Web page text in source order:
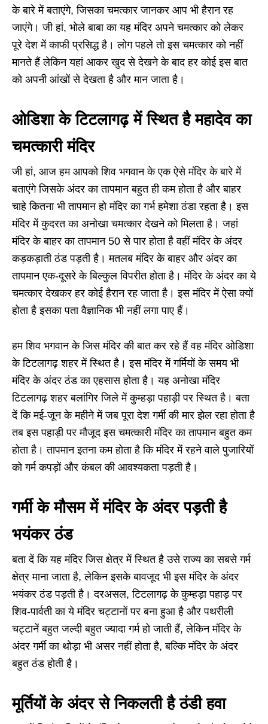
के बारे में बताएंगे, जिसका चमत्कार जानकर आप भी हैरान रह
जाएंगे। जी हां, भोले बाबा का यह मंदिर अपने चमत्कार को लेकर
पूरे देश में काफी प्रसिद्ध है। लोग पहले तो इस चमत्कार को नहीं
मानते हैं लेकिन यहां आकर खुद से देखने के बाद हर कोई इस बात
को अपनी आंखों से देखता है और मान जाता है।
ओडिशा के टिटलागढ़ में स्थित है महादेव का
चमत्कारी मंदिर
जी हां, आज हम आपको शिव भगवान के एक ऐसे मंदिर के बारे में
बताएंगे जिसके अंदर का तापमान बहुत ही कम होता है और बाहर
चाहे कितना भी तापमान हो मंदिर का गर्भ हमेशा ठंडा रहता है। इस
मंदिर में कुदरत का अनोखा चमत्कार देखने को मिलता है। जहां
मंदिर के बाहर का तापमान 50 से पार होता है वहीं मंदिर के अंदर
कड़कड़ाती ठंड पड़ती है। मतलब मंदिर के बाहर और अंदर का
तापमान एक-दूसरे के बिल्कुल विपरीत होता है। मंदिर के अंदर का ये
चमत्कार देखकर हर कोई हैरान रह जाता है। इस मंदिर में ऐसा क्यों
होता है इसका पता वैज्ञानिक भी नहीं लगा पाए हैं।
हम शिव भगवान के जिस मंदिर की बात कर रहे हैं वह मंदिर ओडिशा
के टिटलागढ़ शहर में स्थित है। इस मंदिर में गर्मियों के समय भी
मंदिर के अंदर ठंड का एहसास होता है। यह अनोखा मंदिर
टिटलागढ़ शहर बलांगिर जिले में कुम्हड़ा पहाड़ी पर स्थित है। बता
दें कि मई-जून के महीने में जब पूरा देश गर्मी की मार झेल रहा होता है
तब इस पहाड़ी पर मौजूद इस चमत्कारी मंदिर का तापमान बहुत कम
होता है। तापमान इतना कम होता है कि मंदिर में रहने वाले पुजारियों
को गर्म कपड़ों और कंबल की आवश्यकता पड़ती है।
गर्मी के मौसम में मंदिर के अंदर पड़ती है
भयंकर ठंड
बता दें कि यह मंदिर जिस क्षेत्र में स्थित है उसे राज्य का सबसे गर्म
क्षेत्र माना जाता है, लेकिन इसके बावजूद भी इस मंदिर के अंदर
भयंकर ठंड पड़ती है। दरअसल, टिटलागढ़ के कुम्हड़ा पहाड़ पर
शिव-पार्वती का ये मंदिर चट्टानों पर बना हुआ है और पथरीली
चट्टानें बहुत जल्दी बहुत ज्यादा गर्म हो जाती हैं, लेकिन मंदिर के
अंदर गर्मी का थोड़ा भी असर नहीं होता है, बल्कि मंदिर के अंदर
बहुत ठंड होती है।
मूर्तियों के अंदर से निकलती है ठंडी हवा